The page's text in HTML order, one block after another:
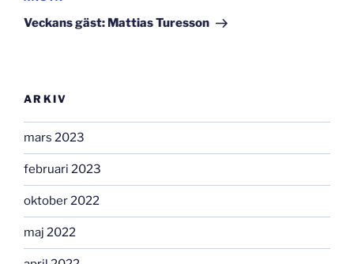
inlägg
Veckans gäst: Mattias Turesson
ARKIV
mars 2023
februari 2023
oktober 2022
maj 2022